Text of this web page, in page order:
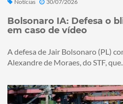
Notícias 30/07/2026
Bolsonaro IA: Defesa o
em caso de vídeo
A defesa de Jair Bolsonaro (PL)
Alexandre de Moraes, do STF,